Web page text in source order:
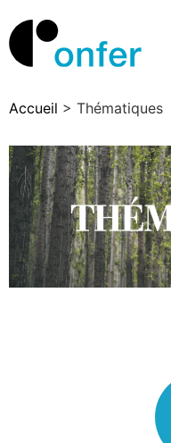
Accueil > Thématiques